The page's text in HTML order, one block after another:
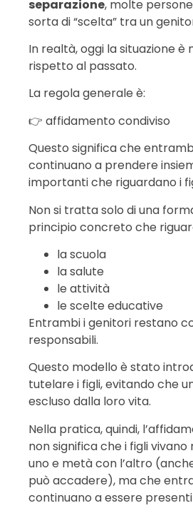
separazione, molte
sorta di “scelta” tra un
In realtà, oggi la situazione è
rispetto al passato.
La regola generale è:
👉 affidamento condiviso
Questo significa che
continuano a prendere
importanti che riguardano i
Non si tratta solo di una
principio concreto che
la scuola
la salute
le attività
le scelte educative
Entrambi i genitori restano
responsabili.
Questo modello è stato
tutelare i figli, evitando che
escluso dalla loro vita.
Nella pratica, quindi,
non significa che i figli
uno e metà con l’altro
può accadere), ma che
continuano a essere